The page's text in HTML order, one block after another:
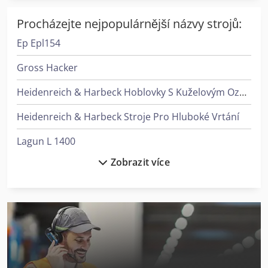
Procházejte nejpopulárnější názvy strojů:
Ep Epl154
Gross Hacker
Heidenreich & Harbeck Hoblovky S Kuželovým Ozubením
Heidenreich & Harbeck Stroje Pro Hluboké Vrtání
Lagun L 1400
Liebherr Ltm 1030-2.1
Linde L 10
Linde L 12
Linde L 14
Zobrazit více